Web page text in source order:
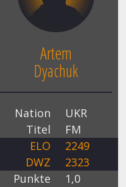
Artem
Dyachuk
Nation
UKR
Titel
FM
ELO
2249
DWZ
2323
Punkte
1,0